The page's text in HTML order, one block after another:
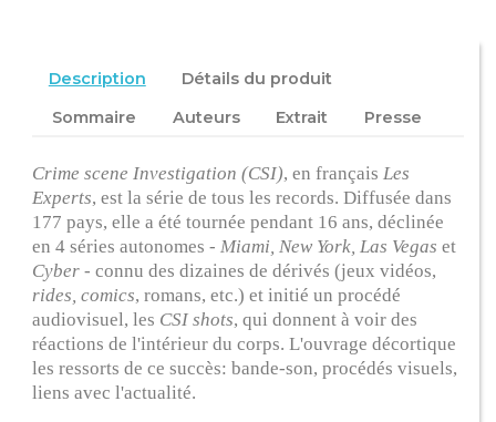
Description
Détails du produit
Sommaire
Auteurs Extrait Presse
Crime scene Investigation (CSI), en françaisLes
Experts, est la série de tous les records. Diffusée dans
177 pays, elle a été tournée pendant 16 ans, déclinée
en 4 séries autonomes -Miami, New York, Las Vegaset
Cyber - connu des dizaines de dérivés (jeux vidéos,
rides, comics, romans, etc.) et initié un procédé
audiovisuel, les CSI shots, qui donnent à voir des
réactions de l'intérieur du corps. L'ouvrage décortique
les ressorts de ce succès: bande-son, procédés visuels,
liens avec l'actualité.